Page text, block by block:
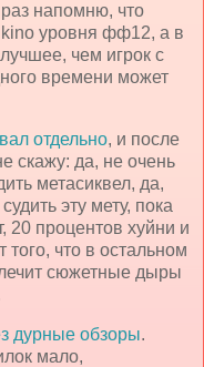
напомню, что
kino уровня фф12, а в
чем игрок с
времени может
отдельно, и после
скажу: да, не очень
метасиквел, да,
эту мету, пока
20 процентов хуйни и
что в остальном
сюжетные дыры
дурные обзоры.
мало,